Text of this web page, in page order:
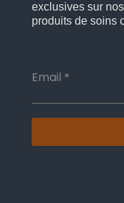
exclusives sur
produits de soins
Email *